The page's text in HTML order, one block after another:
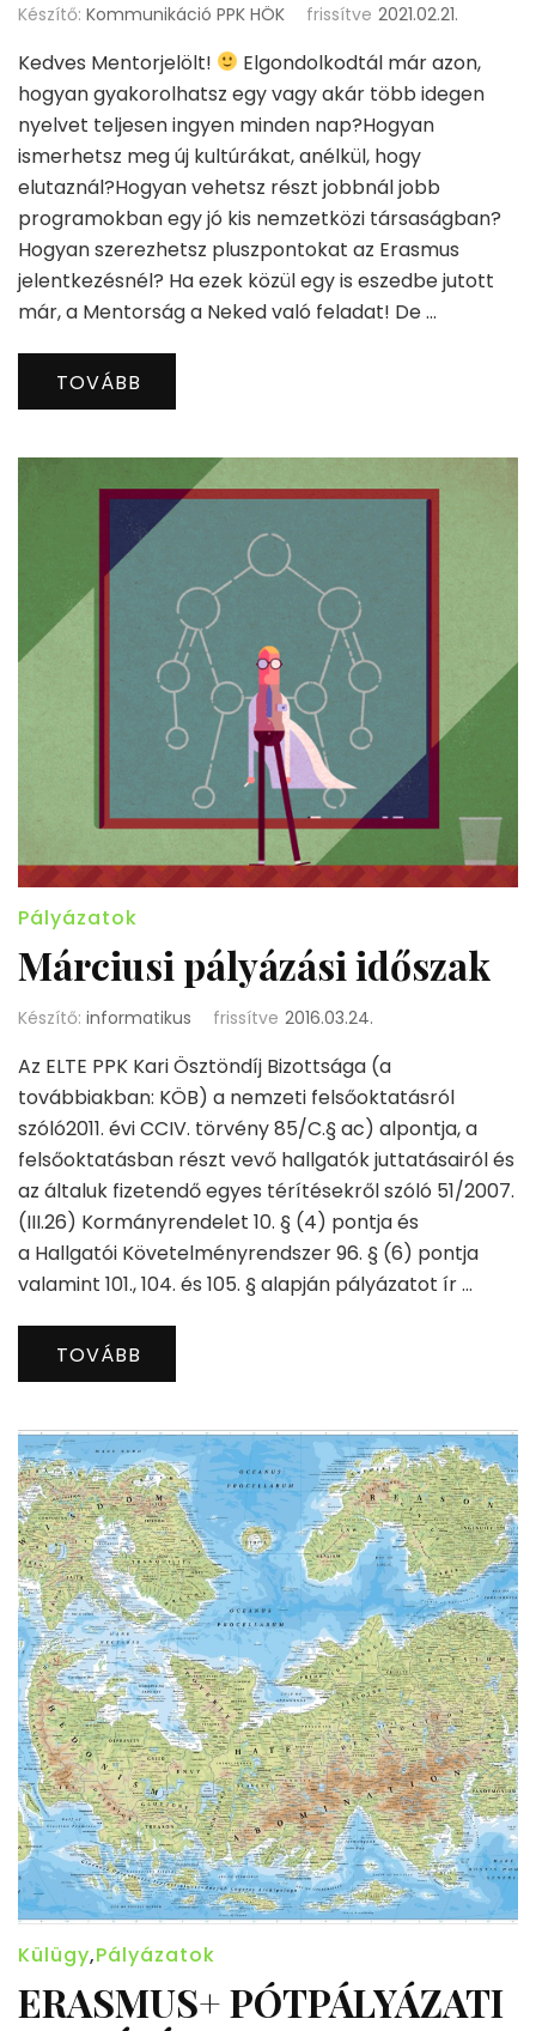
Készítő: Kommunikáció PPK HÖK frissítve 2021.02.21.
Kedves Mentorjelölt!
Elgondolkodtál már azon,
hogyan gyakorolhatsz egy vagy akár több idegen
nyelvet teljesen ingyen minden nap?Hogyan
ismerhetsz meg új kultúrákat, anélkül, hogy
elutaznál?Hogyan vehetsz részt jobbnál jobb
programokban egy jó kis nemzetközi társaságban?
Hogyan szerezhetsz pluszpontokat az Erasmus
jelentkezésnél? Ha ezek közül egy is eszedbe jutott
már, a Mentorság a Neked való feladat! De …
TOVÁBB
Pályázatok
Márciusi pályázási időszak
Készítő: informatikus frissítve 2016.03.24.
Az ELTE PPK Kari Ösztöndíj Bizottsága (a
továbbiakban: KÖB) a nemzeti felsőoktatásról
szóló2011. évi CCIV. törvény 85/C.§ ac) alpontja, a
felsőoktatásban részt vevő hallgatók juttatásairól és
az általuk fizetendő egyes térítésekről szóló 51/2007.
(III.26) Kormányrendelet 10. § (4) pontja és
a Hallgatói Követelményrendszer 96. § (6) pontja
valamint 101., 104. és 105. § alapján pályázatot ír …
TOVÁBB
Külügy,Pályázatok
ERASMUS+ PÓTPÁLYÁZATI